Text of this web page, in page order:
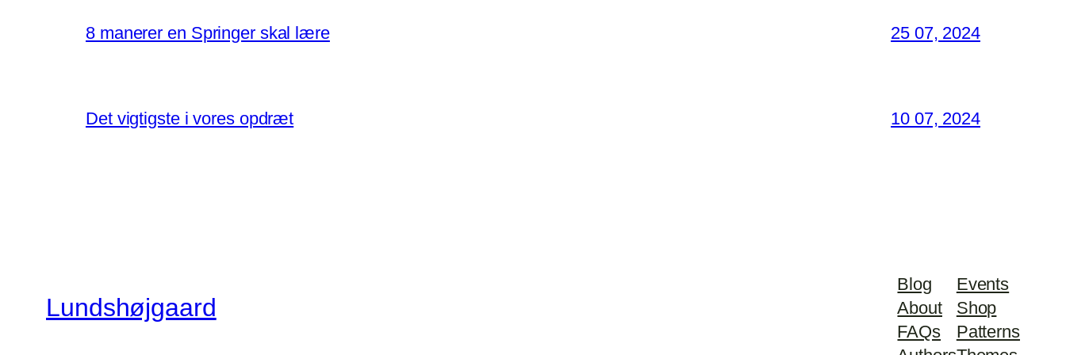
8 manerer en Springer skal lære 25 07, 2024
Det vigtigste i vores opdræt 10 07, 2024
Lundshøjgaard
Blog
About
FAQs
Events
Shop
Patterns